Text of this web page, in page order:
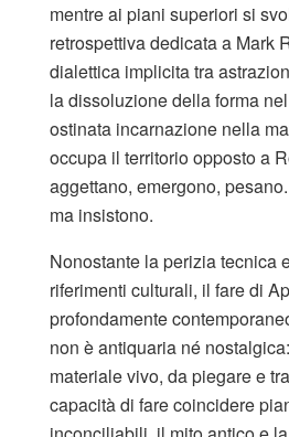
mentre ai piani superiori si
retrospettiva dedicata a Mark
dialettica implicita tra
la dissoluzione della forma
ostinata incarnazione nella
occupa il territorio opposto a
aggettano, emergono,
ma insistono.
Nonostante la perizia tecnica
riferimenti culturali, il fare di
profondamente
non è antiquaria né
materiale vivo, da piegare e
capacità di fare coincidere